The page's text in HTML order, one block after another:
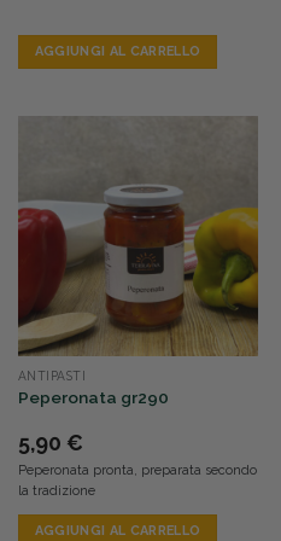
AGGIUNGI AL CARRELLO
ANTIPASTI
Peperonata gr290
5,90 €
Peperonata pronta, preparata secondo
la tradizione
AGGIUNGI AL CARRELLO